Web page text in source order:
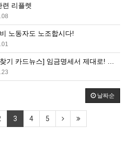
련 리플렛
노동자도 노조합시다!
뉴스] 임금명세서 제대로! 일한 만큼 제대로!
날짜순
3 4 5